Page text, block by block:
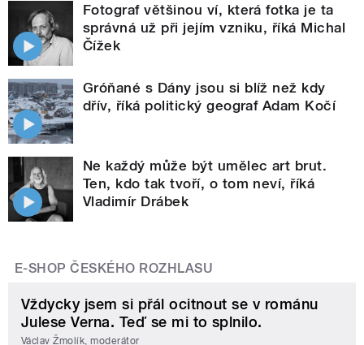
Fotograf většinou ví, která fotka je ta
správná už při jejím vzniku, říká Michal
Čížek
Gróňané s Dány jsou si blíž než kdy
dřív, říká politický geograf Adam Kočí
Ne každý může být umělec art brut.
Ten, kdo tak tvoří, o tom neví, říká
Vladimír Drábek
E-SHOP ČESKÉHO ROZHLASU
Vždycky jsem si přál ocitnout se v románu
Julese Verna. Teď se mi to splnilo.
Václav Žmolík, moderátor